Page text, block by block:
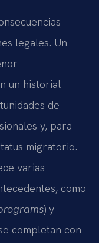
legales. Un
un historial
de
y, para
migratorio.
varias
como
) y
completan con